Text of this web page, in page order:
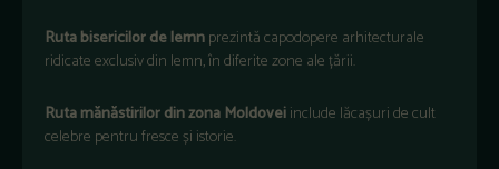
Rutabisericilordelemnprezintăcapodopere arhitecturale
ridicateexclusivdin lemn,îndiferitezone alețării.
Rutamănăstirilordin zona Moldoveiinclude lăcașuride cult
celebre pentrufresceși istorie.